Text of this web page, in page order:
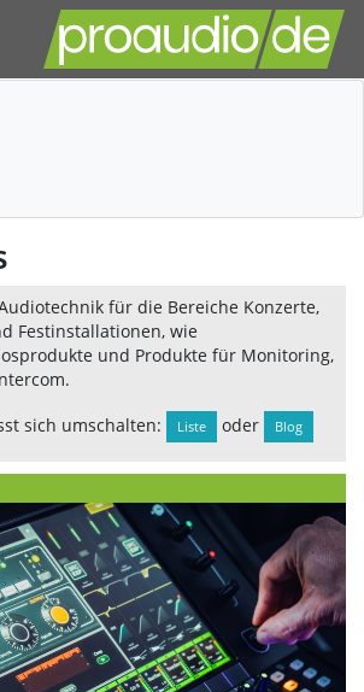
für die Bereiche Konzerte,
Festinstallationen, wie
und Produkte für Monitoring,
sich umschalten:
Liste oder Blog